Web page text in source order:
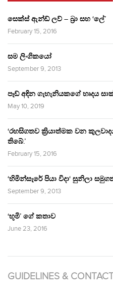
සෙක්ස් ඇන්ඩ් ලව් – බ්‍රා සහ ‘ලේ’
February 15, 2016
සම ලිංගිකයෝ
September 9, 2013
පෑඩ් අඳින ගැහැනියකගේ හෘදය
May 10, 2019
‘රහසිගතව ක්‍රියාත්මක වන
තිබේ.’
February 15, 2016
‘හිමින්සැරේ පියා විදා‘ සුනිලා
September 9, 2013
‘භූමි’ ගේ කතාව
June 23, 2016
GUIDELINES &